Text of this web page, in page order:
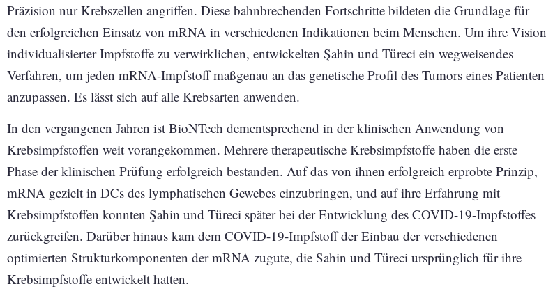
Präzision nur Krebszellen angriffen. Diese bahnbrechenden Fortschritte bildeten die Grundlage für
den erfolgreichen Einsatz von mRNA in verschiedenen Indikationen beim Menschen. Um ihre Vision
individualisierter Impfstoffe zu verwirklichen, entwickelten Şahin und Türeci ein wegweisendes
Verfahren, um jeden mRNA-Impfstoff maßgenau an das genetische Profil des Tumors eines Patienten
anzupassen. Es lässt sich auf alle Krebsarten anwenden.
In den vergangenen Jahren ist BioNTech dementsprechend in der klinischen Anwendung von
Krebsimpfstoffen weit vorangekommen. Mehrere therapeutische Krebsimpfstoffe haben die erste
Phase der klinischen Prüfung erfolgreich bestanden. Auf das von ihnen erfolgreich erprobte Prinzip,
mRNA gezielt in DCs des lymphatischen Gewebes einzubringen, und auf ihre Erfahrung mit
Krebsimpfstoffen konnten Şahin und Türeci später bei der Entwicklung des COVID-19-Impfstoffes
zurückgreifen. Darüber hinaus kam dem COVID-19-Impfstoff der Einbau der verschiedenen
optimierten Strukturkomponenten der mRNA zugute, die Sahin und Türeci ursprünglich für ihre
Krebsimpfstoffe entwickelt hatten.